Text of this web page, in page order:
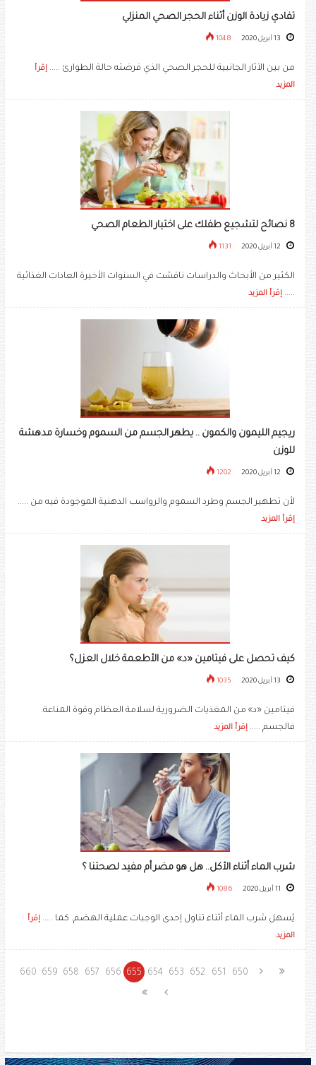
تفادي زيادة الوزن أثناء الحجر الصحي المنزلي
1048
من بين الآثار الجانبية للحجر الصحي الذي فرضته حالة الطوارئ ..... إقرأ
المزيد
8 نصائح لتشجيع طفلك على اختيار الطعام الصحي
1131
الكثير من الأبحاث والدراسات ناقشت في السنوات الأخيرة العادات الغذائية
..... إقرأ المزيد
ريجيم الليمون والكمون .. يطهر الجسم من السموم وخسارة مدهشة
للوزن
1202
لأن تطهير الجسم وطرد السموم والرواسب الدهنية الموجودة فيه من .....
إقرأ المزيد
كيف تحصل على فيتامين «د» من الأطعمة خلال العزل؟
1035
فيتامين «د» من المغذيات الضرورية لسلامة العظام وقوة المناعة.
فالجسم ..... إقرأ المزيد
شرب الماء أثناء الأكل.. هل هو مضر أم مفيد لصحتنا ؟
1086
يُسهل شرب الماء أثناء تناول إحدى الوجبات عملية الهضم. كما ..... إقرأ
المزيد
650
651
652
653
654
655
656
657
658
659
660